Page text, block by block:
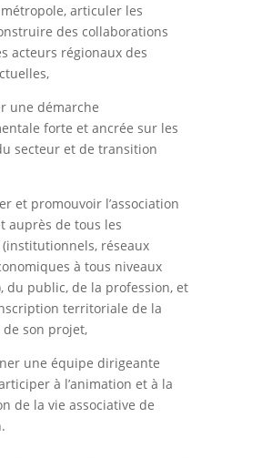
articuler les
des collaborations
acteurs régionaux des
une démarche
forte et ancrée sur les
secteur et de transition
et promouvoir l’association
auprès de tous les
réseaux
à tous niveaux
du public, de la profession, et
territoriale de la
son projet,
une équipe dirigeante
à l’animation et à la
de la vie associative de